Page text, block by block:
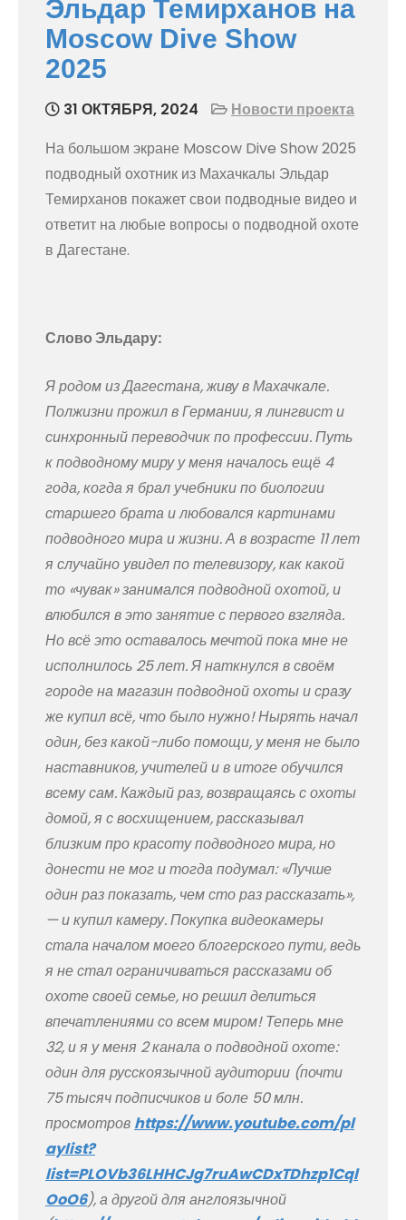
Эльдар Темирханов на
Moscow Dive Show
2025
31 ОКТЯБРЯ, 2024
Новости проекта
На большом экране Moscow Dive Show 2025
подводный охотник из Махачкалы Эльдар
Темирханов покажет свои подводные видео и
ответит на любые вопросы о подводной охоте
в Дагестане.
Слово Эльдару:
Я родом из Дагестана, живу в Махачкале.
Полжизни прожил в Германии, я лингвист и
синхронный переводчик по профессии. Путь
к подводному миру у меня началось ещё 4
года, когда я брал учебники по биологии
старшего брата и любовался картинами
подводного мира и жизни. А в возрасте 11 лет
я случайно увидел по телевизору, как какой
то «чувак» занимался подводной охотой, и
влюбился в это занятие с первого взгляда.
Но всё это оставалось мечтой пока мне не
исполнилось 25 лет. Я наткнулся в своём
городе на магазин подводной охоты и сразу
же купил всё, что было нужно! Нырять начал
один, без какой-либо помощи, у меня не было
наставников, учителей и в итоге обучился
всему сам. Каждый раз, возвращаясь с охоты
домой, я с восхищением, рассказывал
близким про красоту подводного мира, но
донести не мог и тогда подумал: «Лучше
один раз показать, чем сто раз рассказать»,
— и купил камеру. Покупка видеокамеры
стала началом моего блогерского пути, ведь
я не стал ограничиваться рассказами об
охоте своей семье, но решил делиться
впечатлениями со всем миром! Теперь мне
32, и я у меня 2 канала о подводной охоте:
один для русскоязычной аудитории (почти
75 тысяч подписчиков и боле 50 млн.
просмотров https://www.youtube.com/pl
aylist?
list=PLOVb36LHHCJg7ruAwCDxTDhzp1Cql
OoO6), а другой для англоязычной